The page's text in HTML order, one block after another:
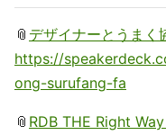
📎 デザイナーとうまく
https://
ong-surufang-fa
📎 RDB THE Right